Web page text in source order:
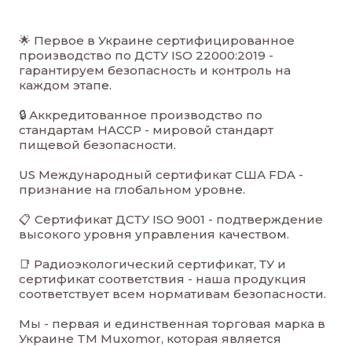
🌟 Первое в Украине сертифицированное
производство по ДСТУ ISO 22000:2019 -
гарантируем безопасность и контроль на
каждом этапе.
🔒 Аккредитованное производство по
стандартам HACCP - мировой стандарт
пищевой безопасности.
US Международный сертификат США FDA -
признание на глобальном уровне.
📋 Сертификат ДСТУ ISO 9001 - подтверждение
высокого уровня управления качеством.
📑 Радиоэкологический сертификат, ТУ и
сертификат соответствия - наша продукция
соответствует всем нормативам безопасности.
Мы - первая и единственная торговая марка в
Украине TM Muxomor, которая является